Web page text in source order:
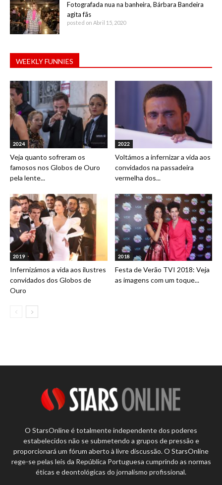
Fotografada nua na banheira, Bárbara Bandeira
agita fãs
posted on Abril 15, 2020
WEEKLY FUNNIES
2024
Veja quanto sofreram os
famosos nos Globos de Ouro
pela lente...
2022
Voltámos a infernizar a vida aos
convidados na passadeira
vermelha dos...
2019
Infernizámos a vida aos ilustres
convidados dos Globos de
Ouro
2018
Festa de Verão TVI 2018: Veja
as imagens com um toque...
O StarsOnline é totalmente independente dos poderes
estabelecidos não se submetendo a grupos de pressão e
proporcionará um fórum aberto à livre discussão. O StarsOnline
rege-se pelas leis da República Portuguesa cumprindo as normas
éticas e deontológicas do jornalismo profissional.